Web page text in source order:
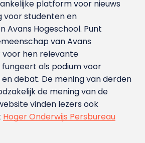
platform voor nieuws
voor studenten en
Avans Hoge­school. Punt
van Avans
voor hen relevante
als podium voor
debat. De mening van derden
de mening van de
vinden lezers ook
Hoger Onderwijs Persbureau